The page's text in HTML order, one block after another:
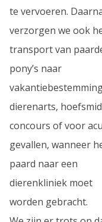
te vervoeren.
verzorgen we ook
transport van
pony’s naar
dierenarts,
concours of voor
gevallen, wanneer
paard naar een
dierenkliniek moet
worden gebracht.